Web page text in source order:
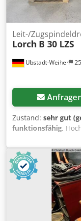
Ubstadt-Weiher
Leit-/
Lorch B 30 LZS
Zustand: sehr gut
funktionsfähig,
Drehmaschine
Digitalanzeige
Spitzenhöhe 120
Spindelbohrung 30
250mm >>
mm, modul, inch
stufenlos Zubehör:
Digitalanzeige